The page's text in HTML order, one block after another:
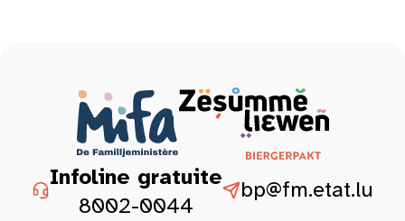
Infoline gratuite
8002-0044
bp@fm.etat.lu